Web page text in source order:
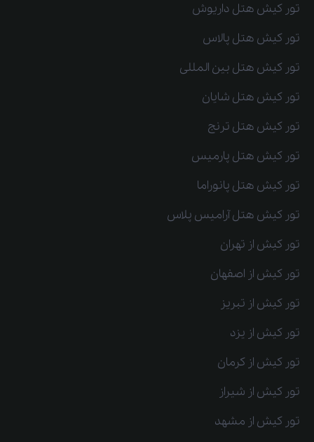
تور کیش هتل داریوش
تور کیش هتل پالاس
تور کیش هتل بین المللی
تور کیش هتل شایان
تور کیش هتل ترنج
تور کیش هتل پارمیس
تور کیش هتل پانوراما
تور کیش هتل آرامیس پلاس
تور کیش از تهران
تور کیش از اصفهان
تور کیش از تبریز
تور کیش از یزد
تور کیش از کرمان
تور کیش از شیراز
تور کیش از مشهد